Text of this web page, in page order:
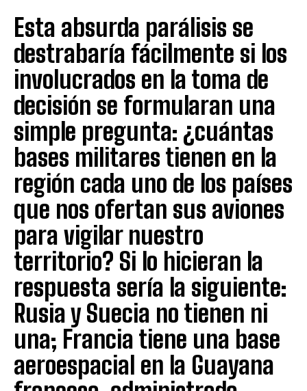
Esta absurda parálisis se
destrabaría fácilmente si los
involucrados en la toma de
decisión se formularan una
simple pregunta: ¿cuántas
bases militares tienen en la
región cada uno de los países
que nos ofertan sus aviones
para vigilar nuestro
territorio? Si lo hicieran la
respuesta sería la siguiente:
Rusia y Suecia no tienen ni
una; Francia tiene una base
aeroespacial en la Guayana